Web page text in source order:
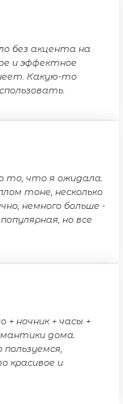
без акцента на
и эффектное
Какую-то
то, что я ожидала.
тоне, несколько
немного больше -
но все
+ ночник + часы +
дома.
красивое и